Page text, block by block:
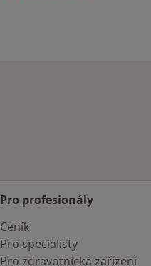
Pro profesionály
Ceník
Pro specialisty
Pro zdravotnická zařízení